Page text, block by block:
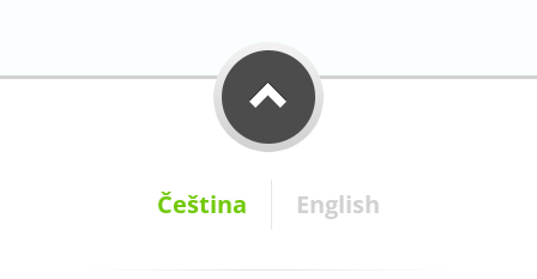
Čeština English